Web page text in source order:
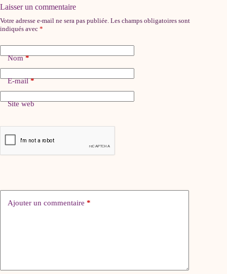
Laisser un commentaire
Votre adresse e-mail ne sera pas publiée. Les champs obligatoires sont
indiqués avec *
Nom*
E-mail*
Site web
Ajouter un commentaire *